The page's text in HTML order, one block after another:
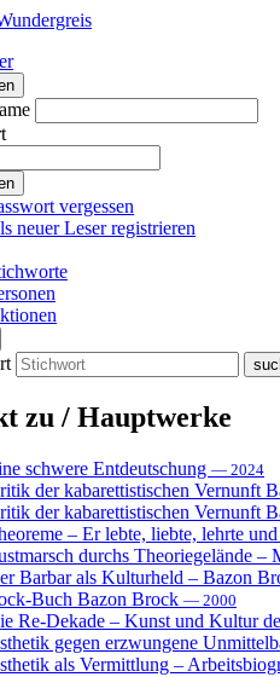
vergessen
neuer Leser registrieren
zu / Hauptwerke
schwere Entdeutschung — 2024
der kabarettistischen Vernunft
der kabarettistischen Vernunft
– Er lebte, liebte, lehrte
durchs Theoriegelände –
Barbar als Kulturheld – Bazon
Buch Bazon Brock — 2000
Re-Dekade – Kunst und Kultur
gegen erzwungene
als Vermittlung –